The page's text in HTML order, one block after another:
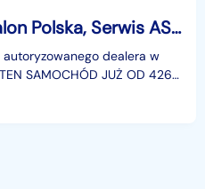
Nissan Qashqai II , Salon Polska, Serwis ASO, Automat, Navi, Klimatronic,
dealera w
pojazdu jest aktua